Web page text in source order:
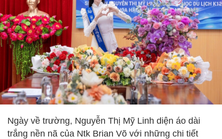
Ngày về trường, Nguyễn Thị Mỹ Linh diện áo dài
trắng nền nã của Ntk Brian Võ với những chi tiết